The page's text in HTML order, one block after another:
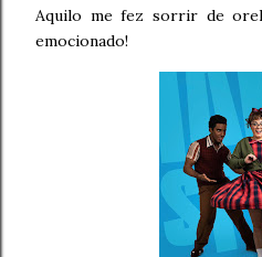
Aquilo me fez sorrir de
emocionado!